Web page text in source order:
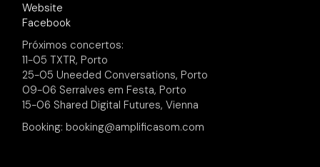
Website
Facebook
Próximos concertos:
11-05 TXTR, Porto
25-05 Uneeded Conversations, Porto
09-06 Serralves em Festa, Porto
15-06 Shared Digital Futures, Vienna
Booking: booking@amplificasom.com